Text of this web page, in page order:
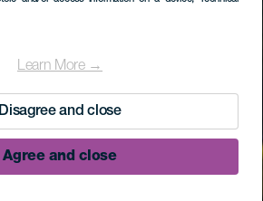
Learn More →
Disagree and close
Agree and close